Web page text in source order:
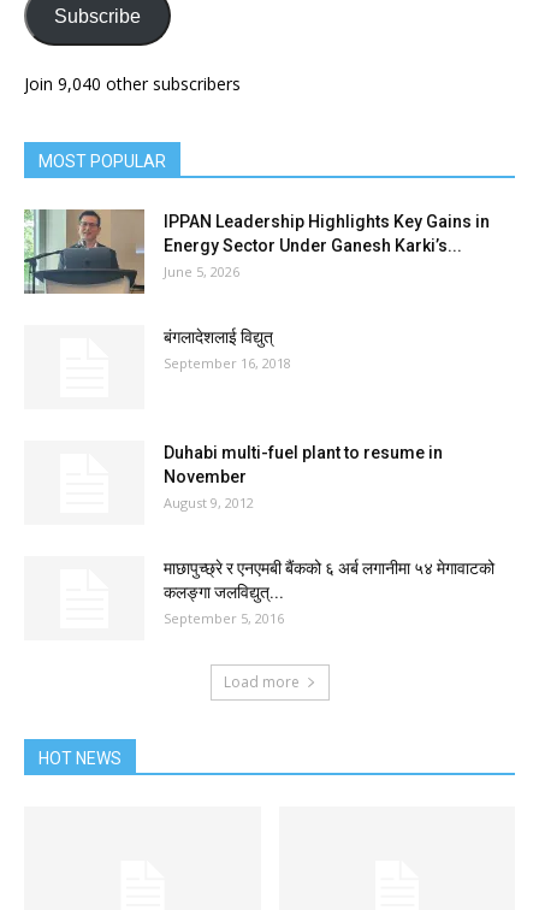
Subscribe
Join 9,040 other subscribers
MOST POPULAR
IPPAN Leadership Highlights Key Gains in
Energy Sector Under Ganesh Karki’s...
June 5, 2026
बंगलादेशलाई विद्युत्
September 16, 2018
Duhabi multi-fuel plant to resume in
November
August 9, 2012
माछापुच्छ्रे र एनएमबी बैंकको ६ अर्ब लगानीमा ५४ मेगावाटको
कलङ्गा जलविद्युत्...
September 5, 2016
Load more
HOT NEWS